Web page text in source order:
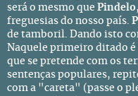
será o mesmo que Pindelo
freguesias do nosso país.
de tamboril. Dando isto
Naquele primeiro ditado é
que se pretende com os
sentenças populares,
com a "careta" (passe o